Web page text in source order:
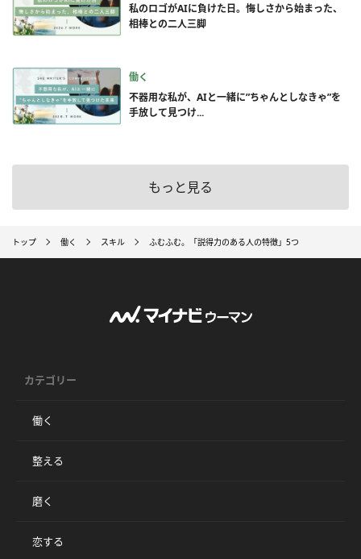
私のロゴがAIに負けた日。悔しさから始まった、
相棒との二人三脚
働く
不器用な私が、AIと一緒に”ちゃんとしなきゃ”を
手放して見つけ...
もっと見る
トップ 働く スキル ふむふむ。「説得力のある人の特徴」5つ
カテゴリー
働く
整える
磨く
恋する